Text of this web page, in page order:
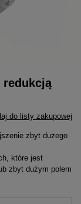
redukcją
do listy zakupowej
zbyt dużego
które jest
zbyt dużym polem